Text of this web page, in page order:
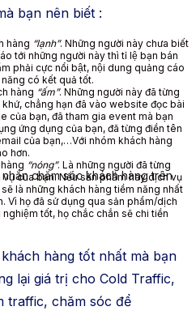
chăm sóc khách hàng trên
bạn nên biết :
hàng “lạnh”. Những người này chưa biết
tới những người này thì tỉ lệ bạn bán
phải cực nổi bật, nội dung quảng cáo
có kết quả tốt.
hàng “ấm”. Những người này đã từng
chẳng hạn đã vào website đọc bài
của bạn, đã tham gia event mà bạn
ứng dụng của bạn, đã từng điền tên
của bạn,…Với nhóm khách hàng
hơn.
“nóng”. Là những người đã từng
của bạn. Nếu sản phẩm hay dịch vụ
là những khách hàng tiềm năng nhất
Vì họ đã sử dụng qua sản phẩm/dịch
tốt, họ chắc chắn sẽ chi tiền
hàng tốt nhất mà bạn
lại giá trị cho Cold Traffic,
traffic, chăm sóc để